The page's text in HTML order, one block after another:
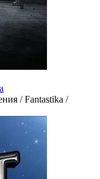
/ Fantastika /